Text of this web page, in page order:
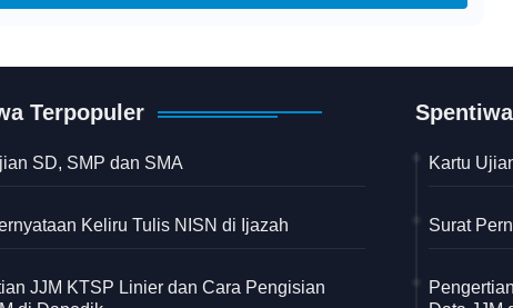
Terpopuler
SD, SMP dan SMA
Keliru Tulis NISN di Ijazah
JJM KTSP Linier dan Cara Pengisian
Kartu
Surat